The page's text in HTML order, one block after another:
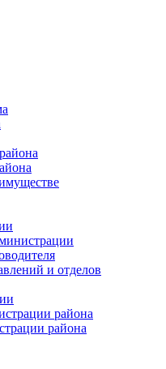
и отделов
района
района